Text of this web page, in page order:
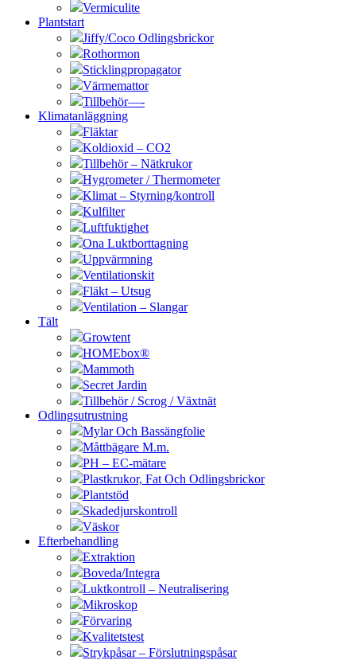
Vermiculite
Plantstart
Jiffy/Coco Odlingsbrickor
Rothormon
Sticklingpropagator
Värmemattor
Tillbehör—-
Klimatanläggning
Fläktar
Koldioxid – CO2
Tillbehör – Nätkrukor
Hygrometer / Thermometer
Klimat – Styrning/kontroll
Kulfilter
Luftfuktighet
Ona Luktborttagning
Uppvärmning
Ventilationskit
Fläkt – Utsug
Ventilation – Slangar
Tält
Growtent
HOMEbox®
Mammoth
Secret Jardin
Tillbehör / Scrog / Växtnät
Odlingsutrustning
Mylar Och Bassängfolie
Måttbägare M.m.
PH – EC-mätare
Plastkrukor, Fat Och Odlingsbrickor
Plantstöd
Skadedjurskontroll
Väskor
Efterbehandling
Extraktion
Boveda/Integra
Luktkontroll – Neutralisering
Mikroskop
Förvaring
Kvalitetstest
Strykpåsar – Förslutningspåsar